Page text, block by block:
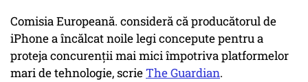
Comisia Europeană. consideră că producătorul de
iPhone a încălcat noile legi concepute pentru a
proteja concurenții mai mici împotriva platformelor
mari de tehnologie, scrieThe Guardian.